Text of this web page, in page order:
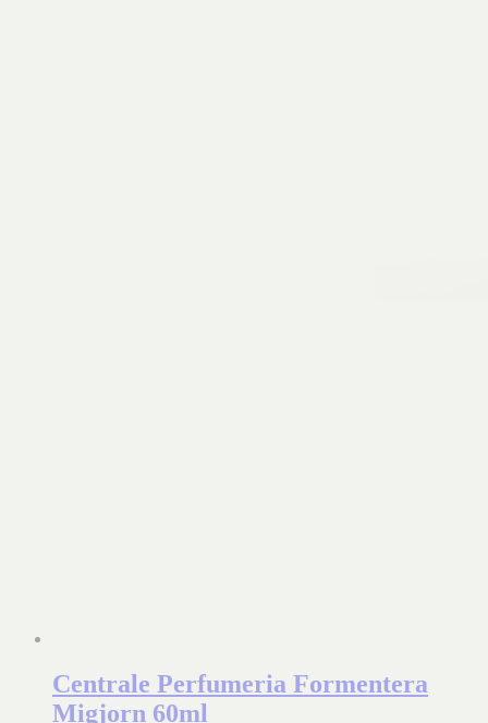
Centrale Perfumeria Formentera
Migjorn 60ml